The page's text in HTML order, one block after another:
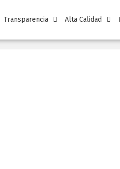
Transparencia Alta Calidad